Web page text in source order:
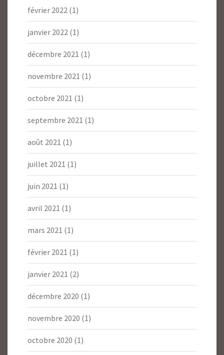
février 2022 (1)
janvier 2022 (1)
décembre 2021 (1)
novembre 2021 (1)
octobre 2021 (1)
septembre 2021 (1)
août 2021 (1)
juillet 2021 (1)
juin 2021 (1)
avril 2021 (1)
mars 2021 (1)
février 2021 (1)
janvier 2021 (2)
décembre 2020 (1)
novembre 2020 (1)
octobre 2020 (1)